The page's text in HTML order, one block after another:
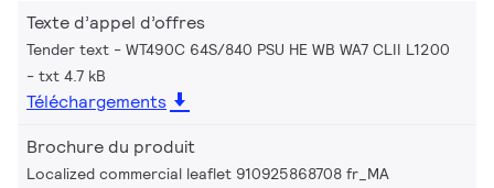
Texte d’appel d’offres
Tender text - WT490C 64S/840 PSU HE WB WA7 CLII L1200
txt 4.7 kB
Téléchargements
Brochure du produit
Localized commercial leaflet 910925868708 fr_MA